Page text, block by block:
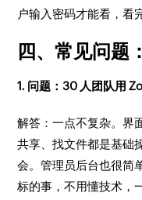
户输入密码才能看，看
四、常见问题
1. 问题：30 人团队用
解答：一点不复杂。界
共享、找文件都是基础
会。管理员后台也很简
标的事，不用懂技术，